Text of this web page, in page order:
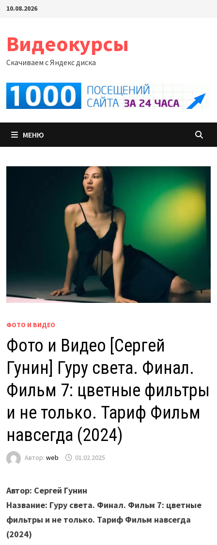
Перейти
10.08.2026
Видеокурсы
Скачиваем с Яндекс диска
МЕНЮ
ФОТО И ВИДЕО
Фото и Видео [Сергей
Гунин] Гуру света. Финал.
Фильм 7: цветные фильтры
и не только. Тариф Фильм
навсегда (2024)
Автор: web 01.02.2025
Автор: Сергей Гунин
Название: Гуру света. Финал. Фильм 7: цветные
фильтры и не только. Тариф Фильм навсегда
(2024)